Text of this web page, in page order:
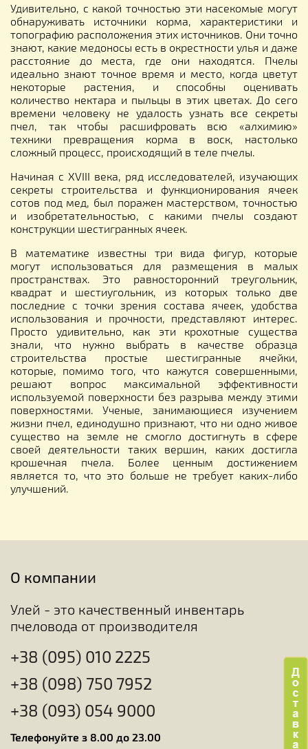
Удивительно, с какой точностью эти насекомые могут
обнаруживать источники корма, характеристики и
топографию расположения этих источников. Они точно
знают, какие медоносы есть в окрестности улья и даже
расстояние до места, где они находятся. Пчелы
идеально знают точное время и место, когда цветут
некоторые растения, и способны оценивать
количество нектара и пыльцы в этих цветах. До сего
времени человеку не удалость узнать все секреты
пчел, так чтобы расшифровать всю «алхимию»
техники превращения корма в воск, настолько
сложный процесс, происходящий в теле пчелы.
Начиная с XVIII века, ряд исследователей, изучающих
секреты строительства и функционирования ячеек
сотов под мед, был поражен мастерством, точностью
и изобретательностью, с какими пчелы создают
конструкции шестигранных ячеек.
В математике известны три вида фигур, которые
могут использоваться для размещения в малых
пространствах. Это равносторонний треугольник,
квадрат и шестиугольник, из которых только две
последние с точки зрения состава ячеек, удобства
использования и прочности, представляют интерес.
Просто удивительно, как эти крохотные существа
знали, что нужно выбрать в качестве образца
строительства простые шестигранные ячейки,
которые, помимо того, что кажутся совершенными,
решают вопрос максимальной эффективности
используемой поверхности без разрыва между этими
поверхностями. Ученые, занимающиеся изучением
жизни пчел, единодушно признают, что ни одно живое
существо на земле не смогло достигнуть в сфере
своей деятельности таких вершин, каких достигла
крошечная пчела. Более ценным достижением
является то, что это больше не требует каких-либо
улучшений.
О компании
Улей - это качественный инвентарь
пчеловода от производителя
+38 (095) 010 2225
+38 (098) 750 7952
+38 (093) 054 9000
Телефонуйте з 8.00 до 23.00